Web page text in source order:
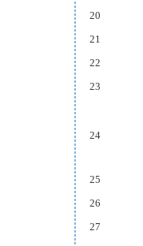
20
21
22
23
24
25
26
27